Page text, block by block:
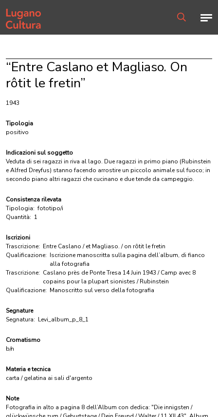
Home page
“Entre Caslano et Magliaso. On
rôtit le fretin”
1943
Tipologia
positivo
Indicazioni sul soggetto
Veduta di sei ragazzi in riva al lago. Due ragazzi in primo piano (Rubinstein
e Alfred Dreyfus) stanno facendo arrostire un piccolo animale sul fuoco; in
secondo piano altri ragazzi che cucinano e due tende da campeggio.
Consistenza rilevata
Tipologia: fototipo/i
Quantità: 1
Iscrizioni
Trascrizione: Entre Caslano / et Magliaso. / on rôtit le fretin
Qualificazione: Iscrizione manoscritta sulla pagina dell’album, di fianco
alla fotografia
Trascrizione: Caslano près de Ponte Tresa 14 Juin 1943 / Camp avec 8
copains pour la plupart sionistes / Rubinstein
Qualificazione: Manoscritto sul verso della fotografia
Segnature
Segnatura: Levi_album_p_8_1
Cromatismo
b/n
Materia e tecnica
carta / gelatina ai sali d'argento
Note
Fotografia in alto a pagina 8 dell’Album con dedica: "Die innigsten /